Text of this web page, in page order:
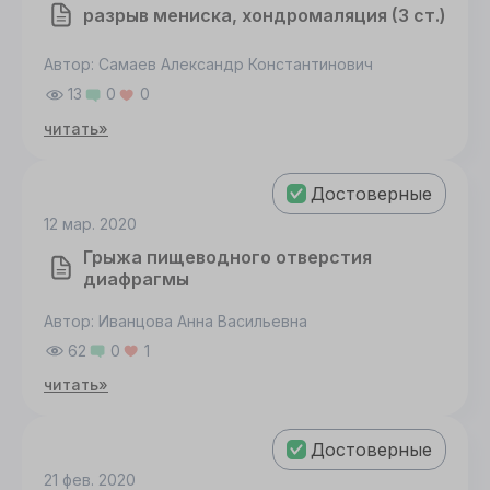
разрыв мениска, хондромаляция (3 ст.)
Автор: Самаев Александр Константинович
13
0
0
читать»
Достоверные
12 мар. 2020
Грыжа пищеводного отверстия
диафрагмы
Автор: Иванцова Анна Васильевна
62
0
1
читать»
Достоверные
21 фев. 2020